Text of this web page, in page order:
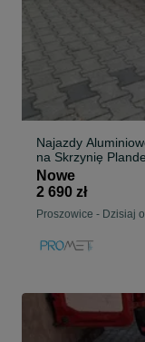
Najazdy
na Skrzynię
Nowe
2 690 zł
Proszowice - Dzisiaj